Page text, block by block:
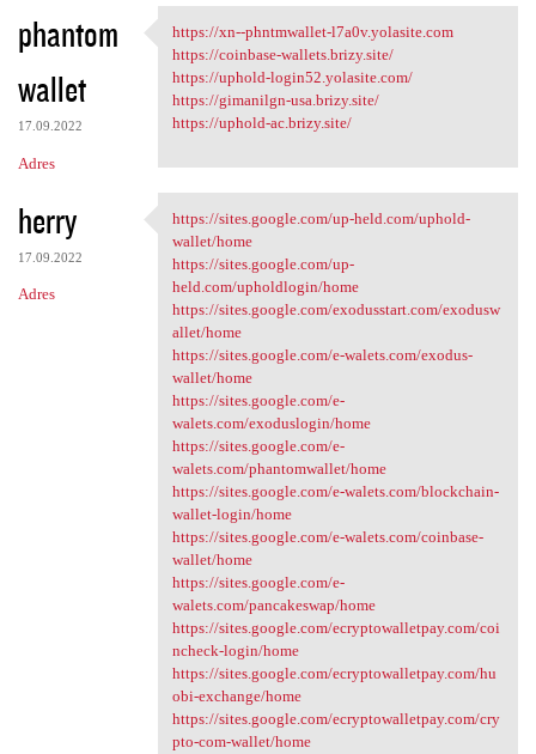
phantom
wallet
17.09.2022
Adres
https://xn--phntmwallet-l7a0v
https://xn--phntmwallet-l7a0v.yolasite.com
https://coinbase-wallets.brizy.site/
https://uphold-login52.yolasite.com/
https://gimanilgn-usa.brizy.site/
https://uphold-ac.brizy.site/
herry
17.09.2022
Adres
https://sites.google.com/up
https://sites.google.com/up-held.com/uphold-
wallet/home
https://sites.google.com/up-
held.com/upholdlogin/home
https://sites.google.com/exodusstart.com/exodusw
allet/home
https://sites.google.com/e-walets.com/exodus-
wallet/home
https://sites.google.com/e-
walets.com/exoduslogin/home
https://sites.google.com/e-
walets.com/phantomwallet/home
https://sites.google.com/e-walets.com/blockchain-
wallet-login/home
https://sites.google.com/e-walets.com/coinbase-
wallet/home
https://sites.google.com/e-
walets.com/pancakeswap/home
https://sites.google.com/ecryptowalletpay.com/coi
ncheck-login/home
https://sites.google.com/ecryptowalletpay.com/hu
obi-exchange/home
https://sites.google.com/ecryptowalletpay.com/cry
pto-com-wallet/home